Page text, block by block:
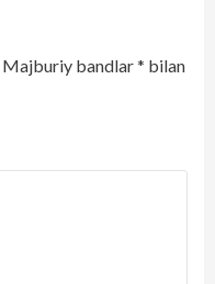
Majburiy bandlar* bilan